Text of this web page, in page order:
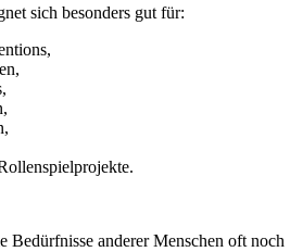
sich besonders gut für:
Bedürfnisse anderer Menschen oft noch